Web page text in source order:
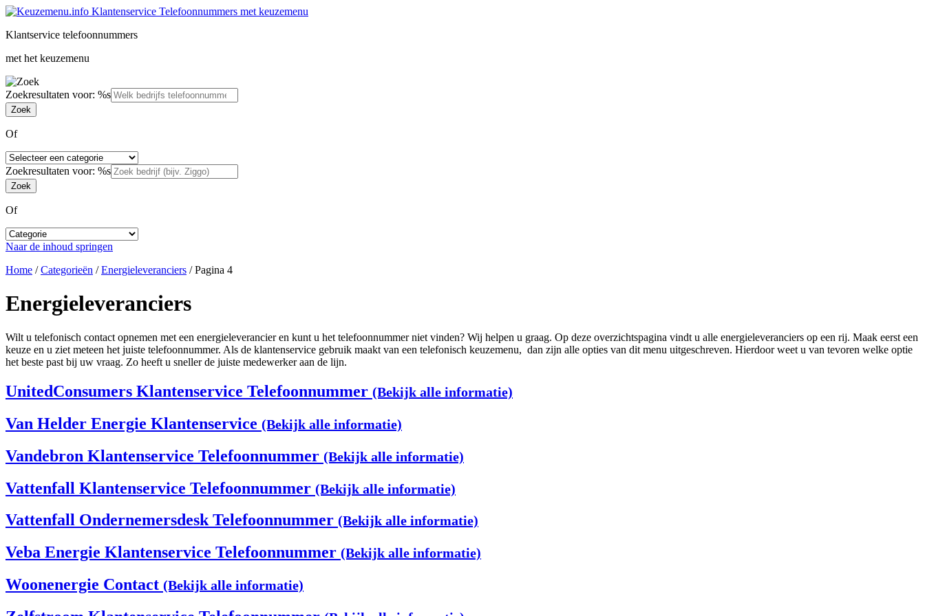
Klantservice telefoonnummers
met het keuzemenu
Zoekresultaten voor: %s
Of
Zoekresultaten voor: %s
Of
Naar de inhoud springen
Home /Categorieën /Energieleveranciers /Pagina 4
Energieleveranciers
Wilt u telefonisch contact opnemen met een energieleverancier en kunt u het telefoonnummer niet vinden? Wij helpen u graag. Op deze overzichtspagina vindt u alle energieleveranciers op een rij. Maak eerst een
keuze en u ziet meteen het juiste telefoonnummer. Als de klantenservice gebruik maakt van een telefonisch keuzemenu, dan zijn alle opties van dit menu uitgeschreven. Hierdoor weet u van tevoren welke optie
het beste past bij uw vraag. Zo heeft u sneller de juiste medewerker aan de lijn.
UnitedConsumers Klantenservice Telefoonnummer (Bekijk alle informatie)
Van Helder Energie Klantenservice (Bekijk alle informatie)
Vandebron Klantenservice Telefoonnummer (Bekijk alle informatie)
Vattenfall Klantenservice Telefoonnummer (Bekijk alle informatie)
Vattenfall Ondernemersdesk Telefoonnummer (Bekijk alle informatie)
Veba Energie Klantenservice Telefoonnummer (Bekijk alle informatie)
Woonenergie Contact (Bekijk alle informatie)